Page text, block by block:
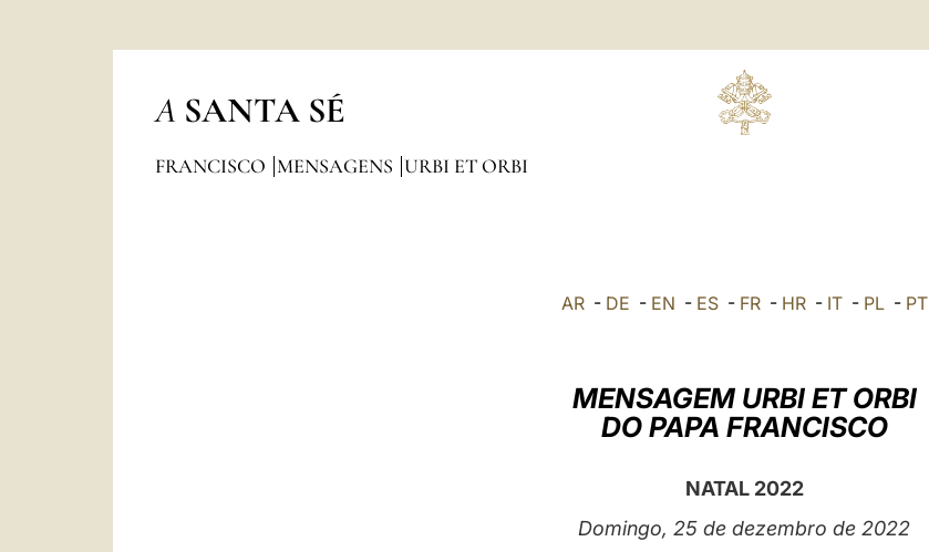
A SANTA SÉ
FRANCISCO MENSAGENS URBI ET ORBI
AR- DE - EN - ES- FR- HR- IT- PL- PT
MENSAGEM URBI ET ORBI
DO PAPA FRANCISCO
NATAL 2022
Domingo, 25 de dezembro de 2022